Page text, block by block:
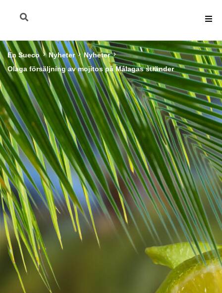
En Sueco Nyheter
Nyheter
Olaga försäljning av mojitos på Málagas stränder